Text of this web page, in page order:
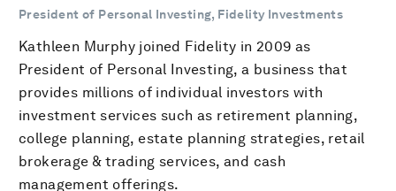
President of Personal Investing, Fidelity Investments
Kathleen Murphy joined Fidelity in 2009 as
President of Personal Investing, a business that
provides millions of individual investors with
investment services such as retirement planning,
college planning, estate planning strategies, retail
brokerage & trading services, and cash
management offerings.